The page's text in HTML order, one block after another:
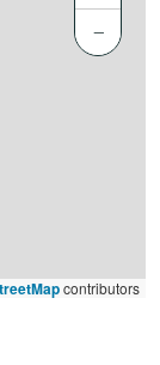
−
contributors